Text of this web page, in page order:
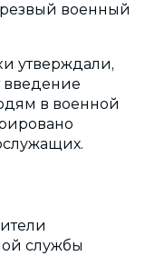
военный
утверждали,
введение
в военной
службы